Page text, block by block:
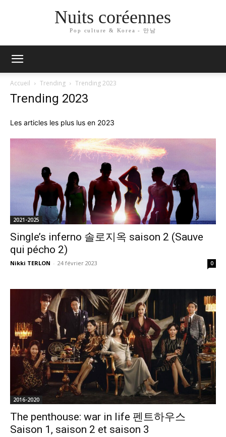
Nuits coréennes
Pop culture & Korea - 만남
Accueil Trending Trending 2023
Trending 2023
Les articles les plus lus en 2023
2021-2025
Single’s inferno 솔로지옥 saison 2 (Sauve
qui pécho 2)
Nikki TERLON - 24 février 2023 0
2016-2020
The penthouse: war in life 펜트하우스
Saison 1, saison 2 et saison 3